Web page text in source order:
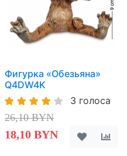
Фигурка «Обезьяна»
Q4DW4K
3 голоса
26,10 BYN
18,10 BYN